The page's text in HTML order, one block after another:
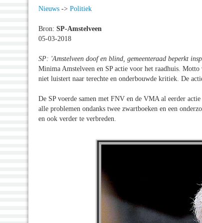
Nieuws -> Politiek
Bron: SP-Amstelveen
05-03-2018
SP: 'Amstelveen doof en blind, gemeenteraad beperkt
Minima Amstelveen en SP actie voor het raadhuis.
niet luistert naar terechte en onderbouwde kritiek. De
De SP voerde samen met FNV en de VMA al eerder
alle problemen ondanks twee zwartboeken en een
en ook verder te verbreden.